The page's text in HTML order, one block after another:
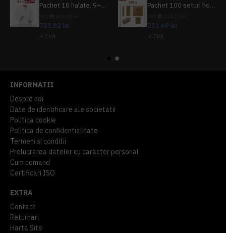
Pachet 10 halate, 9+1 gratuit
755,82 lei
+ TVA
Pachet 100 seturi hoteliere, set dentar, set barbierit, casca de dus, pila unghii, set cusut
533,69 lei
+ TVA
INFORMATII
Despre noi
Date de identificare ale societatii
Politica cookie
Politica de confidentialitate
Termeni si conditii
Prelucrarea datelor cu caracter personal
Cum comand
Certificari ISO
EXTRA
Contact
Returnari
Harta Site